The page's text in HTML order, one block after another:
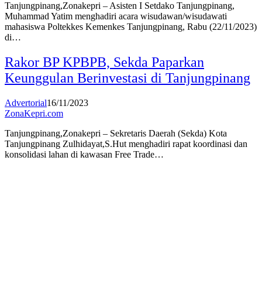
Tanjungpinang,Zonakepri – Asisten I Setdako Tanjungpinang,
Muhammad Yatim menghadiri acara wisudawan/wisudawati
mahasiswa Poltekkes Kemenkes Tanjungpinang, Rabu (22/11/2023)
di…
Rakor BP KPBPB, Sekda Paparkan
Keunggulan Berinvestasi di Tanjungpinang
Advertorial16/11/2023
ZonaKepri.com
Tanjungpinang,Zonakepri – Sekretaris Daerah (Sekda) Kota
Tanjungpinang Zulhidayat,S.Hut menghadiri rapat koordinasi dan
konsolidasi lahan di kawasan Free Trade…